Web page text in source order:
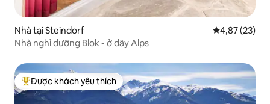
Nhà tại Steindorf Xếp hạng
4,87 (23)
Nhà nghỉ dưỡng Blok - ở dãy Alps
Được khách yêu thích nhất
Được khách yêu thích